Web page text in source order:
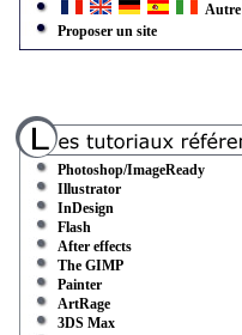
Autre
Proposer un site
Photoshop/ImageReady
Illustrator
InDesign
Flash
After effects
The GIMP
Painter
ArtRage
3DS Max